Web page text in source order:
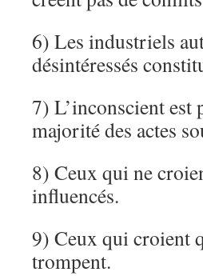
6) Les industriels
désintéressés
7) L’inconscient est
majorité des actes
8) Ceux qui ne
influencés.
9) Ceux qui croient
trompent.